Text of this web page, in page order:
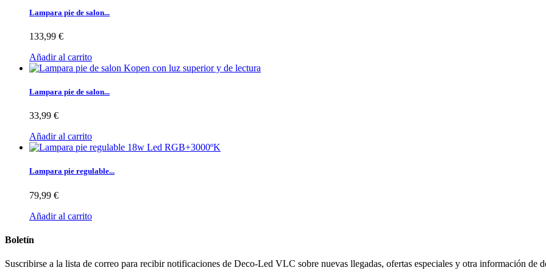
Lampara pie de salon...
133,99 €
Añadir al carrito
Lampara pie de salon...
33,99 €
Añadir al carrito
Lampara pie regulable...
79,99 €
Añadir al carrito
Boletín
Suscribirse a la lista de correo para recibir notificaciones de Deco-Led VLC sobre nuevas llegadas, ofertas especiales y otra información de